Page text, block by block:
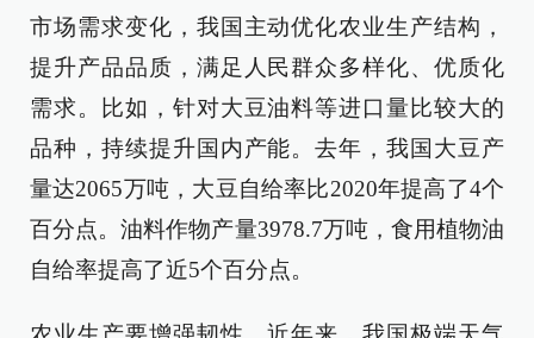
市场需求变化，我国主动优化农业生产结构，
提升产品品质，满足人民群众多样化、优质化
需求。比如，针对大豆油料等进口量比较大的
品种，持续提升国内产能。去年，我国大豆产
量达2065万吨，大豆自给率比2020年提高了4个
百分点。油料作物产量3978.7万吨，食用植物油
自给率提高了近5个百分点。